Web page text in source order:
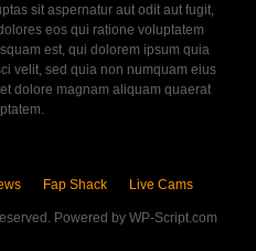
sit aspernatur aut odit aut fugit,
eos qui ratione voluptatem
est, qui dolorem ipsum quia
velit, sed quia non numquam eius
dolore magnam aliquam quaerat
Fap Shack Live Cams
Powered by WP-Script.com